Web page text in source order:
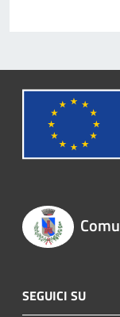
SEGUICI SU